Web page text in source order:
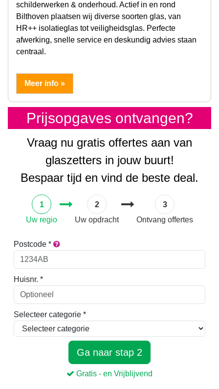
schilderwerken & onderhoud. Actief in en rond
Bilthoven plaatsen wij diverse soorten glas, van
HR++ isolatieglas tot veiligheidsglas. Perfecte
afwerking, snelle service en deskundig advies staan
centraal.
Meer info »
Prijsopgaves ontvangen?
Vraag nu gratis offertes aan van
glaszetters in jouw buurt!
Bespaar tijd en vind de beste deal.